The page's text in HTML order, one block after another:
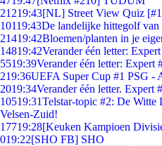
21219:43[NL] Street View Quiz
10119:43De landelijke hittegolf van
21419:42Bloemen/planten in je
14819:42Verander één letter:
5519:39Verander één letter: Expert
219:36UEFA Super Cup #1 PSG -
2019:34Verander één letter. Expert
10519:31Telstar-topic #2: De
Velsen-Zuid!
17719:28[Keuken Kampioen
019:22[SHO FB] SHO